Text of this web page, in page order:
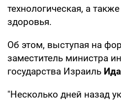
технологическая, а
здоровья.
Об этом, выступая на
заместитель министра
государства Израиль
"Несколько дней назад